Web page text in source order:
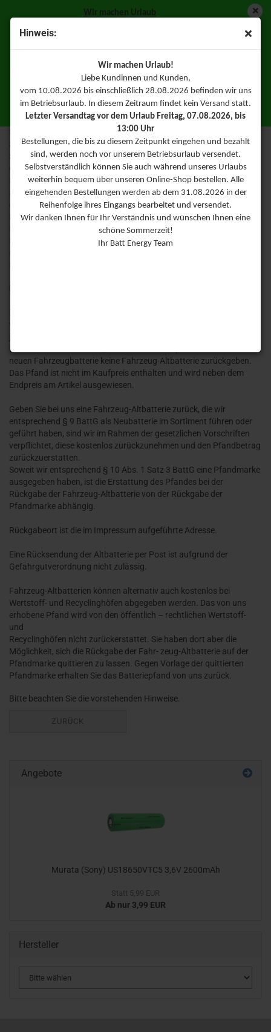
Hinweis:
Wir machen Urlaub!
Liebe Kundinnen und Kunden,
vom 10.08.2026 bis einschließlich 28.08.2026 befinden wir uns
im Betriebsurlaub. In diesem Zeitraum findet kein Versand statt.
Letzter Versandtag vor dem Urlaub Freitag, 07.08.2026, bis
13:00 Uhr
Bestellungen, die bis zu diesem Zeitpunkt eingehen und bezahlt
sind, werden noch vor unserem Betriebsurlaub versendet.
Selbstverständlich können Sie auch während unseres Urlaubs
weiterhin bequem über unseren Online-Shop bestellen. Alle
eingehenden Bestellungen werden ab dem 31.08.2026 in der
Reihenfolge ihres Eingangs bearbeitet und versendet.
Wir danken Ihnen für Ihr Verständnis und wünschen Ihnen eine
schöne Sommerzeit!
Ihr Batt Energy Team
Wir machen Urlaub
uns im Betriebsurlaub somit findet in diesem Zeitraum kein
Versand statt.LETZTER VERSANDTAG VOR DEM URLAUB
Freitag, 07.08.2026, bis 13:00 Uhr.Natürlich können Sie
trotzdem weiterhin über unseren Online-Shop bestellen. Ihre
Bestellungen werden dann direkt ab dem 31.08.2026
bearbeitet.
Batt Energy Team
Hinweise zur Batterieentsorgung
Im Zusammenhang mit dem Vertrieb von Batterien oder mit der
Lieferung von Geräten, die Batterien enthalten, sind wir verpflichtet,
Sie auf folgendes hinzuweisen:
Sie sind zur Rückgabe gebrauchter Batterien als Endnutzer
gesetzlich verpflichtet. Sie können Altbatterien, die wir als
Neubatterien im Sortiment führen oder geführt haben, unentgeltlich
an unserem Versandlager (Versandadresse) zurückgeben. Die auf
den Batterien abgebildeten Symbole haben folgende Bedeutung:
Das Symbol der durchgekreuzten Mülltonne bedeutet, dass die
Batterie nicht in den Hausmüll gegeben werden darf.
Pb = Batterie enthält mehr als 0,004 Masseprozent Blei
Cd = Batterie enthält mehr als 0,002 Masseprozent Cadmium
Besonderheiten beim Verkauf von Starterbatterien
je Fahrzeugbatterie ein Pfand in Höhe von 7,50 Euro einschließlich
Umsatzsteuer zu erheben, wenn Sie zum Zeitpunkt des Kaufs einer
neuen Fahrzeugbatterie keine Fahrzeug-Altbatterie zurückgeben.
Das Pfand ist nicht im Kaufpreis enthalten und wird neben dem
Endpreis am Artikel ausgewiesen.
Geben Sie bei uns eine Fahrzeug-Altbatterie zurück, die wir
entsprechend § 9 BattG als Neubatterie im Sortiment führen oder
geführt haben, sind wir im Rahmen der gesetzlichen Vorschriften
verpflichtet, diese kostenlos zurückzunehmen und den Pfandbetrag
zurückzuerstatten.
Soweit wir entsprechend § 10 Abs. 1 Satz 3 BattG eine Pfandmarke
ausgegeben haben, ist die Erstattung des Pfandes bei der
Rückgabe der Fahrzeug-Altbatterie von der Rückgabe der
Pfandmarke abhängig.
Rückgabeort ist die im Impressum aufgeführte Adresse.
Eine Rücksendung der Altbatterie per Post ist aufgrund der
Gefahrgutverordnung nicht zulässig.
Fahrzeug-Altbatterien können alternativ auch kostenlos bei
Wertstoff- und Recyclinghöfen abgegeben werden. Das von uns
erhobene Pfand wird von den öffentlich – rechtlichen Wertstoff-
und
Recyclinghöfen nicht zurückerstattet. Sie haben dort aber die
Möglichkeit, sich die Rückgabe der Fahr- zeug-Altbatterie auf der
Pfandmarke quittieren zu lassen. Gegen Vorlage der quittierten
Pfandmarke erhalten Sie das Batteriepfand von uns zurück.
Bitte beachten Sie die vorstehenden Hinweise.
ZURÜCK
Angebote
Murata (Sony) US18650VTC5 3,6V 2600mAh
Statt 5,99 EUR
Ab nur 3,99 EUR
Hersteller